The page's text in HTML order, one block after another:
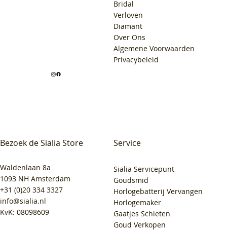
Bezoek de Sialia Store
Waldenlaan 8a
1093 NH Amsterdam
+31 (0)20 334 3327
info@sialia.nl
KvK: 08098609
Bridal
Verloven
Diamant
Over Ons
Algemene Voorwaarden
Privacybeleid
Service
Sialia Servicepunt
Goudsmid
Horlogebatterij Vervangen
Horlogemaker
Gaatjes Schieten
Goud Verkopen